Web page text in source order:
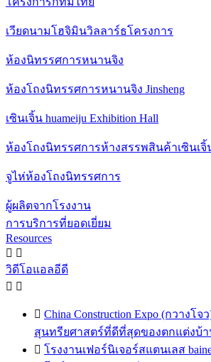
เวียดนามโฮจิมินวิลลาร์ธโครงการ
ห้องนิทรรศการหนานจิง
ห้องโถงนิทรรศการหนานจิง Jinsheng
เซินเจิ้น huameiju Exhibition Hall
ห้องโถงนิทรรศการห้างสรรพสินค้าเซินเจิ้
จูไห่ห้องโถงนิทรรศการ
ผู้ผลิตจากโรงงาน
การบริการที่ยอดเยี่ยม
Resources
 
วิดีโอแอลอีดี
 
 China Construction Expo (กวางโ
สุนทรียศาสตร์ที่ดีที่สุดของตกแต่งบ้า
 โรงงานเฟอร์นิเจอร์สแตนเลส